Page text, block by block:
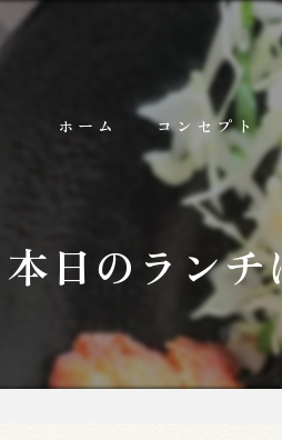
ホーム コンセプト
本日のランチ